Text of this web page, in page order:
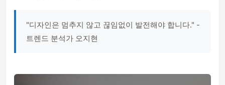
"디자인은 멈추지 않고 끊임없이 발전해야 합니다." -
트렌드 분석가 오지현